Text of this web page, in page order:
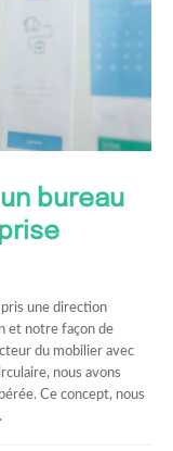
bureau
une direction
et notre façon de
du mobilier avec
nous avons
Ce concept, nous